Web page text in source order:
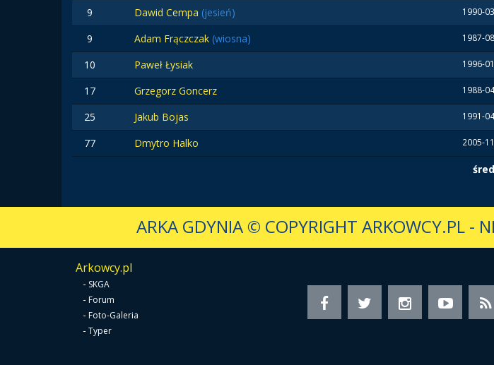
9
Dawid Cempa (jesień) 1990-
9
Adam Frączczak (wiosna) 1987-
10
Paweł Łysiak 1996-
17
Grzegorz Goncerz 1988-
25
Jakub Bojas 1991-
77
Dmytro Halko 2005-
ARKA GDYNIA© COPYRIGHT ARKOWCY.PL -
Arkowcy.pl
- SKGA
- Forum
- Foto-Galeria
- Typer